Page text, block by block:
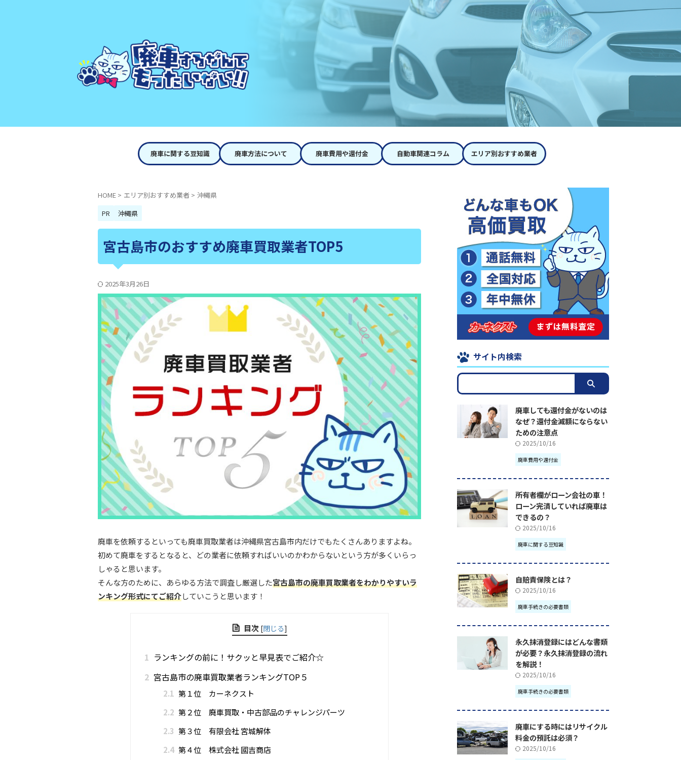
廃車に関する豆知識 廃車方法について 廃車費用や還付金 自動車関連コラム エリア別おすすめ業者
HOME > エリア別おすすめ業者 > 沖縄県
PR
沖縄県
宮古島市のおすすめ廃車買取業者TOP5
2025年3月26日
廃車を依頼するといっても廃車買取業者は沖縄県宮古島市内だけでもたくさんありますよね。
初めて廃車をするとなると、どの業者に依頼すればいいのかわからないという方が多くいらっ
しゃると思います。
そんな方のために、あらゆる方法で調査し厳選した宮古島市の廃車買取業者をわかりやすいラ
ンキング形式にてご紹介していこうと思います！
目次 [閉じる]
1 ランキングの前に！サクッと早見表でご紹介☆
2 宮古島市の廃車買取業者ランキングTOP５
2.1 第１位 カーネクスト
2.2 第２位 廃車買取・中古部品のチャレンジパーツ
2.3 第３位 有限会社 宮城解体
2.4 第４位 株式会社 國吉商店
サイト内検索
廃車しても還付金がないのは
なぜ？還付金減額にならない
ための注意点
2025/10/16
廃車費用や還付金
所有者欄がローン会社の車！
ローン完済していれば廃車は
できるの？
2025/10/16
廃車に関する豆知識
自賠責保険とは？
2025/10/16
廃車手続きの必要書類
永久抹消登録にはどんな書類
が必要？永久抹消登録の流れ
を解説！
2025/10/16
廃車手続きの必要書類
廃車にする時にはリサイクル
料金の預託は必須？
2025/10/16